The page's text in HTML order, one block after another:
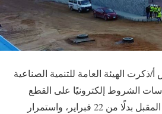
فبراير/أ ش أ/ذكرت الهيئة العامة للتنمية الصناعية
الشروط إلكترونيًا على القطع
المطروحة حتى 7 مارس المقبل بدلًا من 22 فبراير، واستمرار